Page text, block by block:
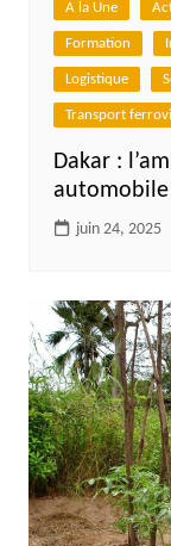
A la Une
Formation
Logistique
Transport
Dakar :
juin 24, 2025